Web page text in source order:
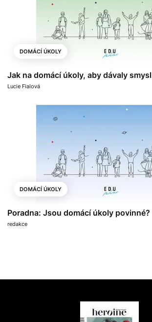
DOMÁCÍ ÚKOLY
Jak na domácí úkoly, aby dávaly smysl
Lucie Fialová
DOMÁCÍ ÚKOLY
Poradna: Jsou domácí úkoly povinné?
redakce